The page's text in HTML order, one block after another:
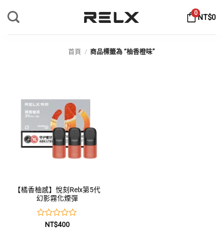
0NT$0
首頁 / 商品標籤為 “柚香橙味”
【橘香柚感】悅刻Relx第5代
幻影霧化煙彈
NT$400